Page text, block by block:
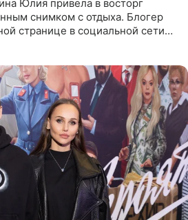
Юлия привела в восторг
снимком с отдыха. Блогер
странице в социальной сети